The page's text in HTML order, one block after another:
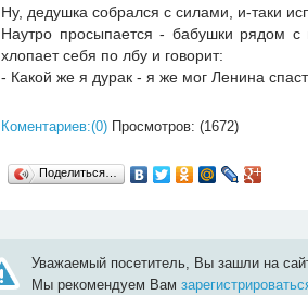
Ну, дедушка собрался с силами, и-таки
Наутро просыпается - бабушки рядом с
хлопает себя по лбу и говорит:
- Какой же я дурак - я же мог Ленина
Коментариев:(0) Просмотров: (1672)
Поделиться…
Уважаемый посетитель, Вы зашли на
Мы рекомендуем Вам